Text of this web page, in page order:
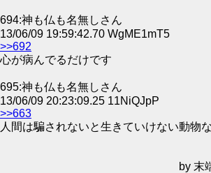
694:神も仏も名無しさん
13/06/09 19:59:42.70 WgME1mT5
>>692
心が病んでるだけです
695:神も仏も名無しさん
13/06/09 20:23:09.25 11NiQJpP
>>663
人間は騙されないと生きていけない動物
by 末端創価学